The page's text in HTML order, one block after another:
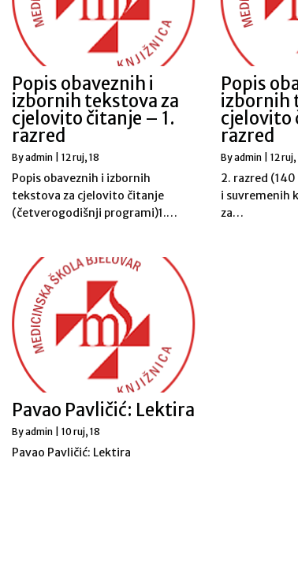
Popis obaveznih i
izbornih tekstova za
cjelovito čitanje – 1.
razred
Byadmin 12 ruj, 18
Popis obaveznih i izbornih
tekstova za cjelovito čitanje
(četverogodišnji programi)1.…
Popis
izbornih
cjelovito
razred
Byadmin 12 ruj,
2. razred
i suvremenih
za…
Pavao Pavličić: Lektira
Byadmin 10 ruj, 18
Pavao Pavličić: Lektira